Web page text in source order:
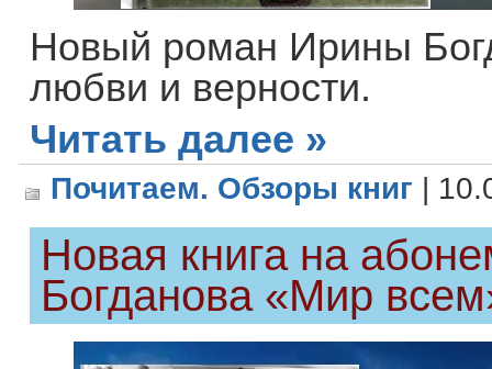
Новый роман Ирины
любви и верности.
Читать далее »
Почитаем. Обзоры книг |
Новая книга на
Богданова «Мир